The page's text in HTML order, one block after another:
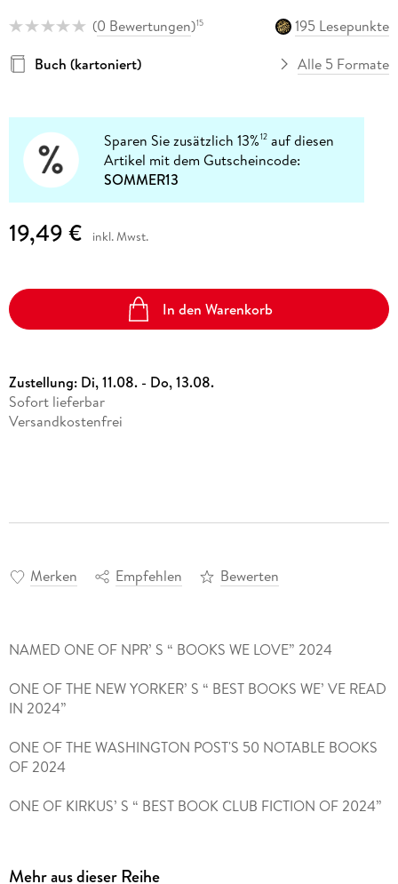
(0 Bewertungen)15
195 Lesepunkte
Buch (kartoniert)
Alle 5 Formate
Sparen Sie zusätzlich 13%12 auf diesen
Artikel mit dem Gutscheincode:
SOMMER13
19,49 € inkl. Mwst.
In den Warenkorb
Zustellung: Di, 11.08. - Do, 13.08.
Sofort lieferbar
Versandkostenfrei
Merken Empfehlen Bewerten
NAMED ONE OF NPR’ S “ BOOKS WE LOVE” 2024
ONE OF THE NEW YORKER’ S “ BEST BOOKS WE’ VE READ
IN 2024”
ONE OF THE WASHINGTON POST'S 50 NOTABLE BOOKS
OF 2024
ONE OF KIRKUS’ S “ BEST BOOK CLUB FICTION OF 2024”
Mehr aus dieser Reihe